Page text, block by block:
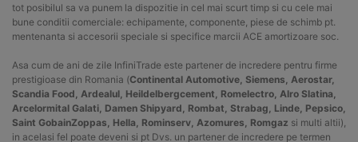
tot posibilul sa va punem la dispozitie in cel mai scurt timp si cu cele mai
bune conditii comerciale: echipamente, componente, piese de schimb pt.
mentenanta si accesorii speciale si specifice marcii ACE amortizoare soc.
Asa cum de ani de zile InfiniTrade este partener de incredere pentru firme
prestigioase din Romania (Continental Automotive, Siemens, Aerostar,
Scandia Food, Ardealul, Heildelbergcement, Romelectro, Alro Slatina,
Arcelormital Galati, Damen Shipyard, Rombat, Strabag, Linde, Pepsico,
Saint GobainZoppas, Hella, Rominserv, Azomures, Romgaz si multi altii),
in acelasi fel poate deveni si pt Dvs. un partener de incredere pe termen